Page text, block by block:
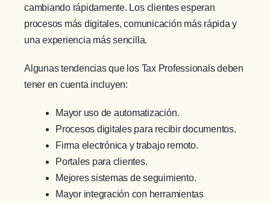
cambiando rápidamente. Los clientes esperan
procesos más digitales, comunicación más rápida y
una experiencia más sencilla.
Algunas tendencias que los Tax Professionals deben
tener en cuenta incluyen:
Mayor uso de automatización.
Procesos digitales para recibir documentos.
Firma electrónica y trabajo remoto.
Portales para clientes.
Mejores sistemas de seguimiento.
Mayor integración con herramientas